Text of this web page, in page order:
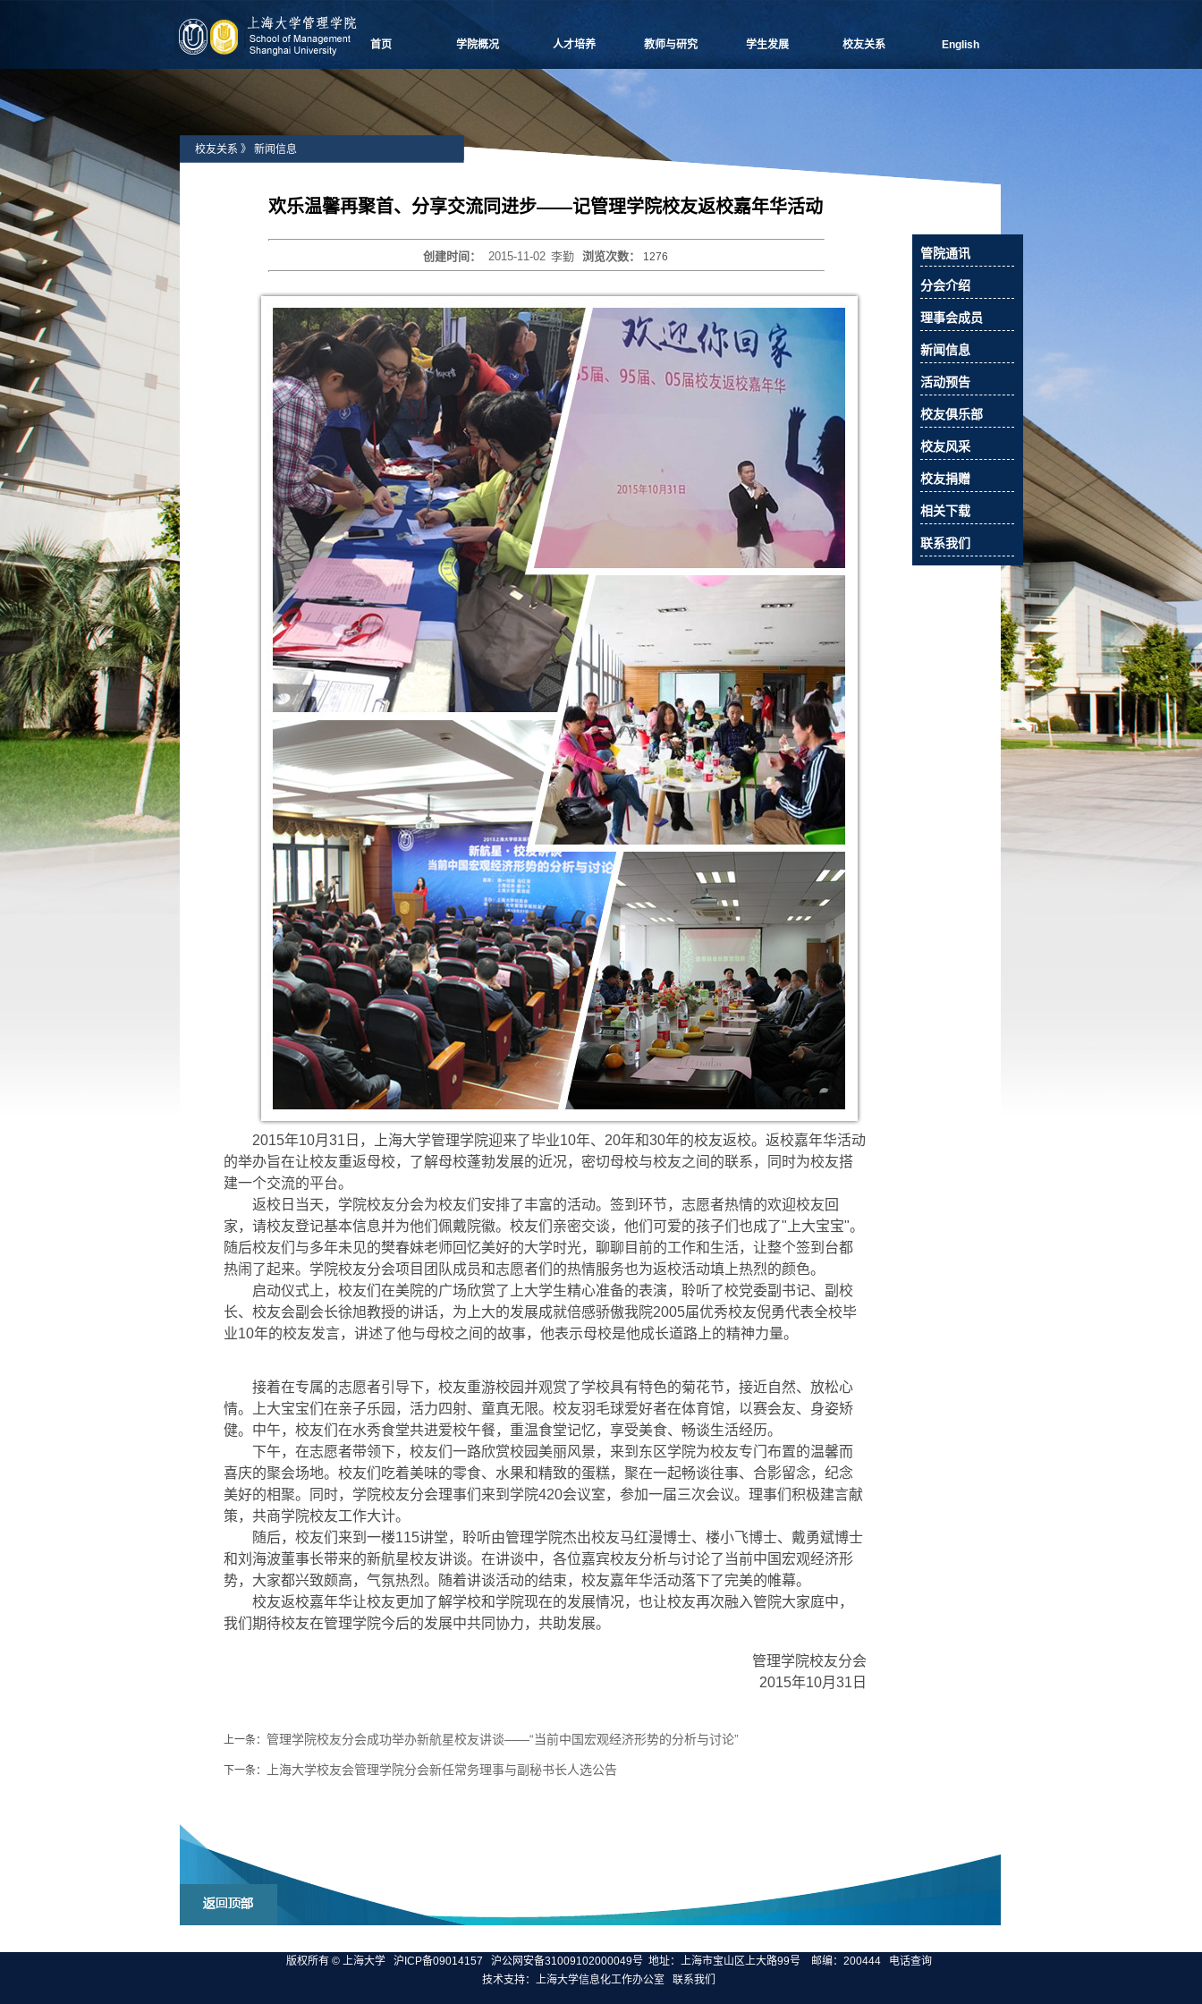
首页 学院概况
学院愿景
院长致辞
学院介绍
党群组织
学院制度
学院视频
历任领导
人才培养
本科生教学
博士生教学
硕士生教学
MBA
物流工程
工程管理
联合培养
教师与研究
人事专栏
研究中心
学术活动
科研项目
重要期刊
博士生导师
学生发展 校友关系
活动预告
English
校友关系 》 新闻信息
欢乐温馨再聚首、分享交流同进步——记管理学院校友返校嘉年华活动
创建时间： 2015-11-02 李勤 浏览次数： 1276
2015年10月 31 日，上海大学管理学院迎来了毕业10年、 20年和30年的校友返校。返校嘉年华活动
的举办旨在让校友重返母校，了解母校蓬勃发展的近况，密切母校与校友之间的联系，同时为校友搭
建一个交流的平台。
返校日当天，学院校友分会为校友们安排了丰富的活动。签到环节，志愿者热情的欢迎校友回
家，请校友登记基本信息并为他们佩戴院徽。校友们亲密交谈，他们可爱的孩子们也成了"上大宝宝"。
随后校友们与多年未见的樊春妹老师回忆美好的大学时光，聊聊目前的工作和生活，让整个签到台都
热闹了起来。学院校友分会项目团队成员和志愿者们的热情服务也为返校活动填上热烈的颜色。
启动仪式上，校友们在美院的广场欣赏了上大学生精心准备的表演，聆听了校党委副书记、副校
长、校友会副会长徐旭教授的讲话，为上大的发展成就倍感骄傲我院2005届优秀校友倪勇代表全校毕
业10年的校友发言，讲述了他与母校之间的故事，他表示母校是他成长道路上的精神力量。
接着在专属的志愿者引导下，校友重游校园并观赏了学校具有特色的菊花节，接近自然、放松心
情。上大宝宝们在亲子乐园，活力四射、童真无限。校友羽毛球爱好者在体育馆，以赛会友、身姿矫
健。中午，校友们在水秀食堂共进爱校午餐，重温食堂记忆，享受美食、畅谈生活经历。
下午，在志愿者带领下，校友们一路欣赏校园美丽风景，来到东区学院为校友专门布置的温馨而
喜庆的聚会场地。校友们吃着美味的零食、水果和精致的蛋糕，聚在一起畅谈往事、合影留念，纪念
美好的相聚。同时，学院校友分会理事们来到学院420会议室，参加一届三次会议。理事们积极建言献
策，共商学院校友工作大计。
随后，校友们来到一楼115讲堂，聆听由管理学院杰出校友马红漫博士、楼小飞博士、戴勇斌博士
和刘海波董事长带来的新航星校友讲谈。在讲谈中，各位嘉宾校友分析与讨论了当前中国宏观经济形
势，大家都兴致颇高，气氛热烈。随着讲谈活动的结束，校友嘉年华活动落下了完美的帷幕。
校友返校嘉年华让校友更加了解学校和学院现在的发展情况，也让校友再次融入管院大家庭中，
我们期待校友在管理学院今后的发展中共同协力，共助发展。
管理学院校友分会
2015年10月 31 日
上一条： 管理学院校友分会成功举办新航星校友讲谈——“当前中国宏观经济形势的分析与讨论”
下一条： 上海大学校友会管理学院分会新任常务理事与副秘书长人选公告
管院通讯
分会介绍
理事会成员
新闻信息
活动预告
校友俱乐部
校友风采
校友捐赠
相关下载
联系我们
版权所有 © 上海大学 沪ICP备09014157 沪公网安备31009102000049号 地址：上海市宝山区上大路99号 邮编：200444 电话查询
技术支持： 上海大学信息化工作办公室 联系我们